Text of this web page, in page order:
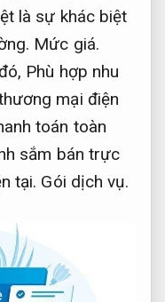
là sự khác biệt
Mức giá.
Phù hợp nhu
mại điện
toán toàn
sắm bán trực
tại. Gói dịch vụ.